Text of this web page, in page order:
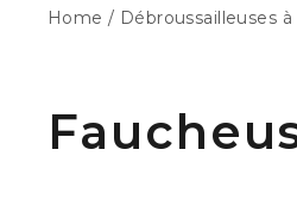
Home / Débroussailleuses